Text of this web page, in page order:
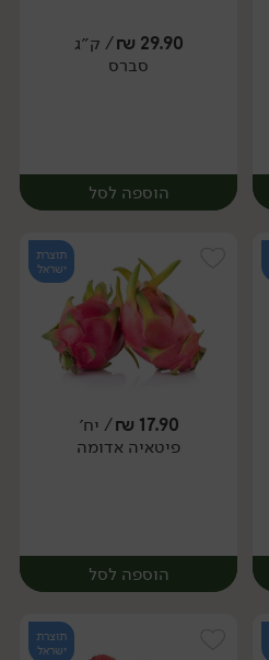
29.90
₪/ ק״ג
סברס
הוספה לסל
יח׳ ק״ג
תוצרת
ישראל
17.90
₪/ יח׳
פיטאיה אדומה
הוספה לסל
תוצרת
ישראל